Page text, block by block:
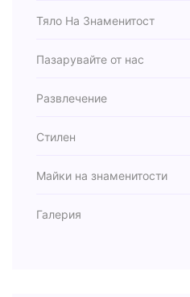
Тяло На Знаменитост
Пазарувайте от нас
Развлечение
Стилен
Майки на знаменитости
Галерия